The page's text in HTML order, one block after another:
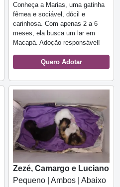
Conheça a Marias, uma gatinha
fêmea e sociável, dócil e
carinhosa. Com apenas 2 a 6
meses, ela busca um lar em
Macapá. Adoção responsável!
Quero Adotar
Zezé, Camargo e Luciano
Pequeno | Ambos | Abaixo